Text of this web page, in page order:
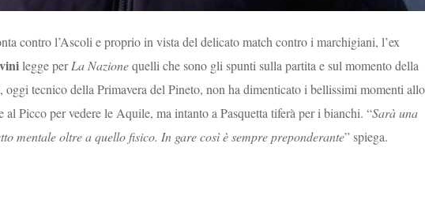
contro l’Ascoli e proprio in vista del delicato match contro i marchigiani, l’ex
legge perLa Nazionequelli che sono gli spunti sulla partita e sul momento della
oggi tecnico della Primavera del Pineto, non ha dimenticato i bellissimi momenti allo
al Picco per vedere le Aquile, ma intanto a Pasquetta tiferà per i bianchi. “Sarà una
mentale oltre a quello fisico. In gare così è sempre preponderante” spiega.